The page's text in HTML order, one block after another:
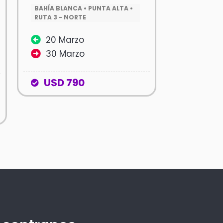
BAHÍA BLANCA • PUNTA ALTA •
RUTA 3 - NORTE
20 Marzo
30 Marzo
U$D 790